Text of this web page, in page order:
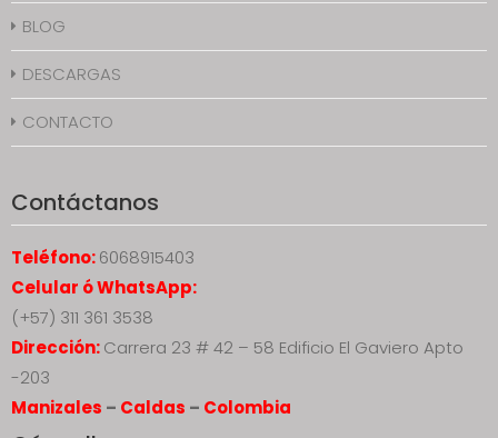
BLOG
DESCARGAS
CONTACTO
Contáctanos
Teléfono:6068915403
Celular ó WhatsApp:
(+57) 311 361 3538
Dirección:Carrera 23 # 42 – 58 Edificio El Gaviero Apto
-203
Manizales – Caldas – Colombia